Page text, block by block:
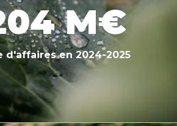
M€
d'affaires en 2024-2025